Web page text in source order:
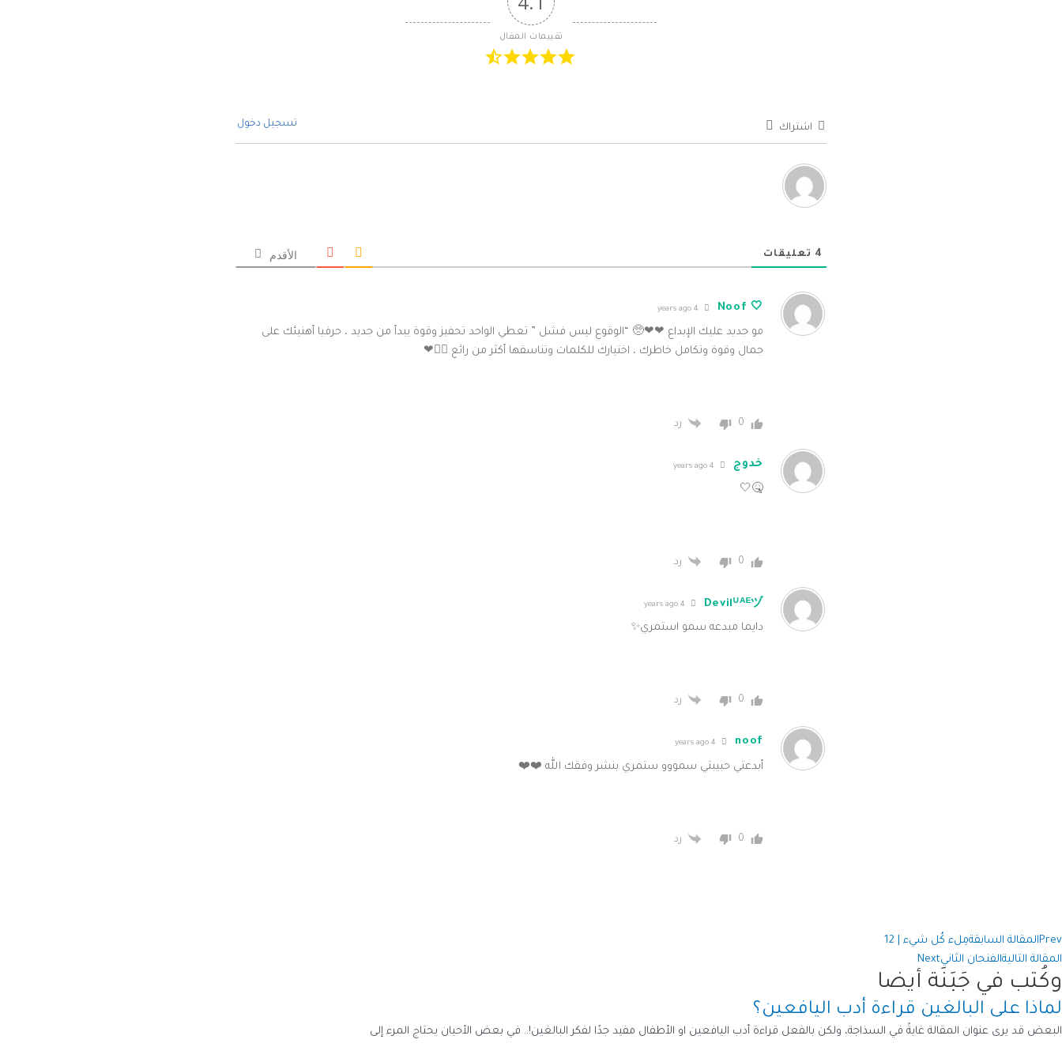
تقييمات المقال
اشتراك تسجيل دخول
4 تعليقات الأقدم
🤍 Noof
مو جديد عليك الإبداع ❤❤🥺 “الوقوع ليس فشل ” تعطي الواحد تحفيز وقوة يبدأ من جديد ، حرفيا أهنيئك على
جمال وقوة وتكامل خاطرك ، اختيارك للكلمات وتناسقها أكثر من رائع 👌🏻❤
0 رد
خدوج
🤒🤍
0 رد
دايما مبدعه سمو استمري✨
0 رد
noof
أبدعتي حبيبتي سمووو ستمري بنشر وفقك الله ❤️❤️
0 رد
Prevالمقالة السابقةمِلء كُل شيء | 12
المقالة التاليةالفنجان الثانيNext
وكُتب في جَبَنَة أيضا
لماذا على البالغين قراءة أدب اليافعين؟
البعض قد يرى عنوان المقالة غايةً في السذاجة، ولكن بالفعل قراءة أدب اليافعين او الأطفال مفيد جدًا لفكر البالغين!.. في بعض الأحيان يحتاج المرء إلى